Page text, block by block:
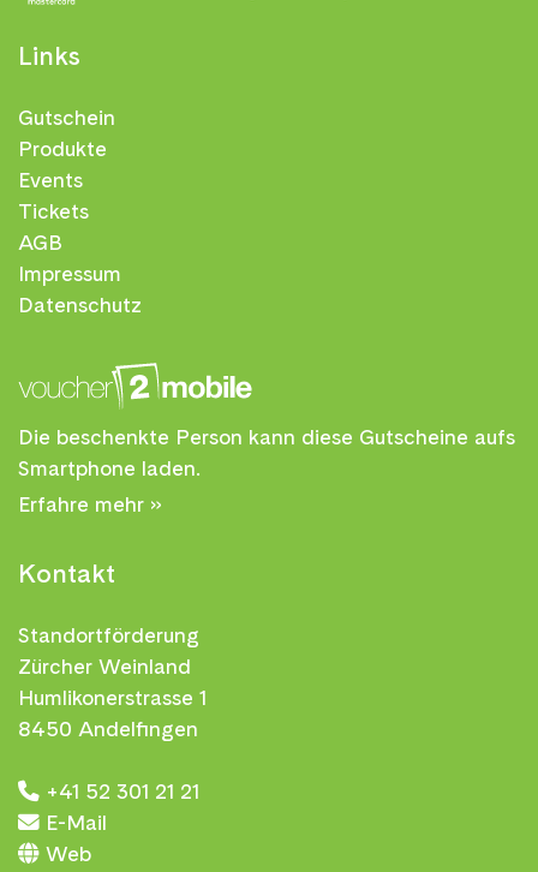
Links
Gutschein
Produkte
Events
Tickets
AGB
Impressum
Datenschutz
Die beschenkte Person kann diese Gutscheine aufs
Smartphone laden.
Erfahre mehr »
Kontakt
Standortförderung
Zürcher Weinland
Humlikonerstrasse 1
8450 Andelfingen
+41 52 301 21 21
E-Mail
Web